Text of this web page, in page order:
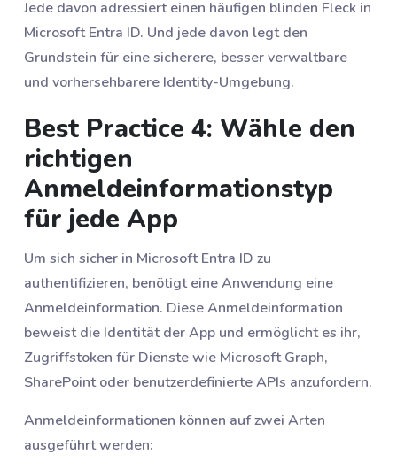
Jede davon adressiert einen häufigen blinden Fleck in
Microsoft Entra ID. Und jede davon legt den
Grundstein für eine sicherere, besser verwaltbare
und vorhersehbarere Identity-Umgebung.
Best Practice 4: Wähle den
richtigen
Anmeldeinformationstyp
für jede App
Um sich sicher in Microsoft Entra ID zu
authentifizieren, benötigt eine Anwendung eine
Anmeldeinformation. Diese Anmeldeinformation
beweist die Identität der App und ermöglicht es ihr,
Zugriffstoken für Dienste wie Microsoft Graph,
SharePoint oder benutzerdefinierte APIs anzufordern.
Anmeldeinformationen können auf zwei Arten
ausgeführt werden: